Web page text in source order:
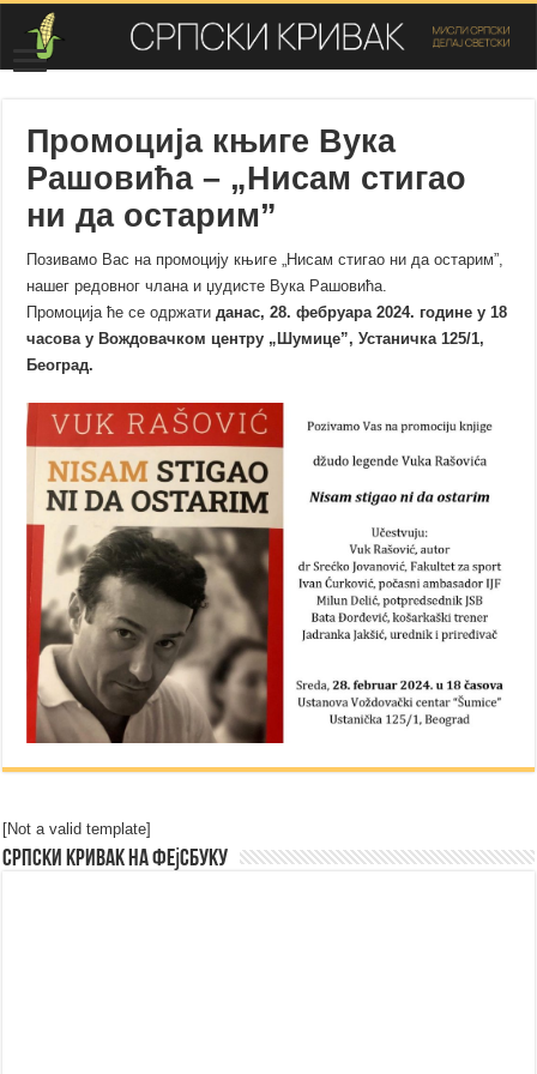
Промоција књиге Вука
Рашовића – „Нисам стигао
ни да остарим”
Позивамо Вас на промоцију књиге „Нисам стигао ни да остарим”,
нашег редовног члана и џудисте Вука Рашовића.
Промоција ће се одржатиданас, 28. фебруара 2024. године у 18
часова у Вождовачком центру „Шумице”, Устаничка 125/1,
Београд.
[Not a valid template]
Српски Кривак на Фејсбуку